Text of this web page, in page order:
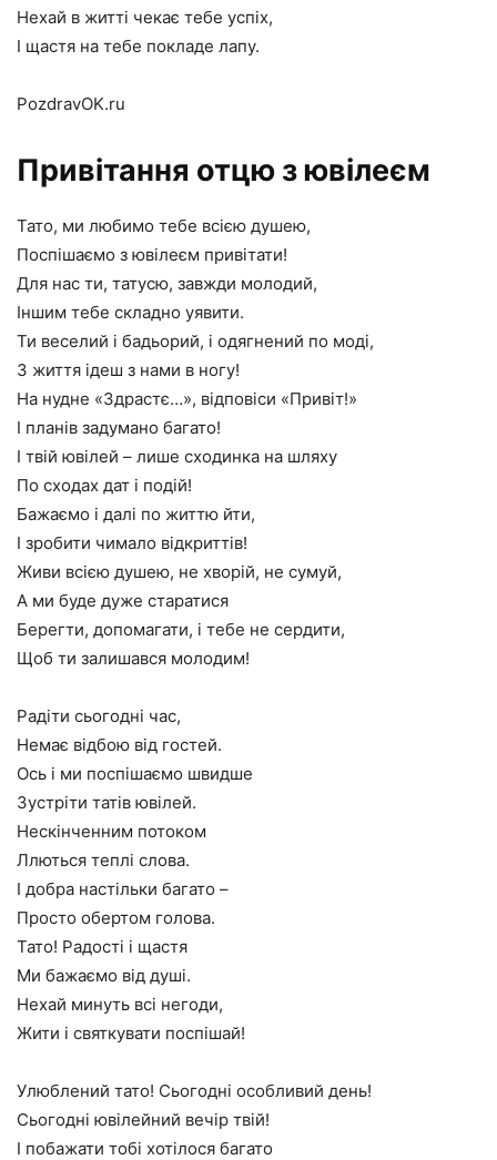
Нехай в житті чекає тебе успіх,
І щастя на тебе покладе лапу.
PozdravOK.ru
Привітання отцю з ювілеєм
Тато, ми любимо тебе всією душею,
Поспішаємо з ювілеєм привітати!
Для нас ти, татусю, завжди молодий,
Іншим тебе складно уявити.
Ти веселий і бадьорий, і одягнений по моді,
З життя ідеш з нами в ногу!
На нудне «Здрастє…», відповіси «Привіт!»
І планів задумано багато!
І твій ювілей – лише сходинка на шляху
По сходах дат і подій!
Бажаємо і далі по життю йти,
І зробити чимало відкриттів!
Живи всією душею, не хворій, не сумуй,
А ми буде дуже старатися
Берегти, допомагати, і тебе не сердити,
Щоб ти залишався молодим!
Радіти сьогодні час,
Немає відбою від гостей.
Ось і ми поспішаємо швидше
Зустріти татів ювілей.
Нескінченним потоком
Ллються теплі слова.
І добра настільки багато –
Просто обертом голова.
Тато! Радості і щастя
Ми бажаємо від душі.
Нехай минуть всі негоди,
Жити і святкувати поспішай!
Улюблений тато! Сьогодні особливий день!
Сьогодні ювілейний вечір твій!
І побажати тобі хотілося багато